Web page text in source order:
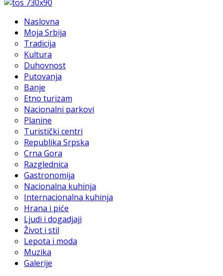
Naslovna
Moja Srbija
Tradicija
Kultura
Duhovnost
Putovanja
Banje
Etno turizam
Nacionalni parkovi
Planine
Turistički centri
Republika Srpska
Crna Gora
Razglednica
Gastronomija
Nacionalna kuhinja
Internacionalna kuhinja
Hrana i piće
Ljudi i dogadjaji
Život i stil
Lepota i moda
Muzika
Galerije